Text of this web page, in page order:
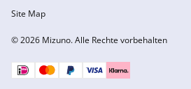
© 2026 Mizuno. Alle Rechte vorbehalten
Site Map